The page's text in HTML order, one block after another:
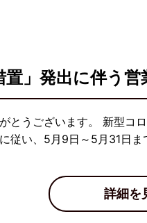
」発出に伴う営
とうございます。 新型コ
従い、5月9日～5月31日
詳細を